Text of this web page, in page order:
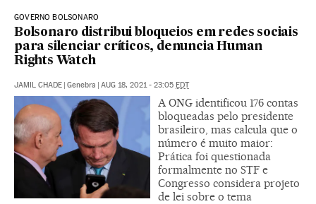
GOVERNO BOLSONARO
Bolsonaro distribui bloqueios em redes sociais
para silenciar críticos, denuncia Human
Rights Watch
JAMIL CHADE | Genebra | AUG 18, 2021 - 23:05 EDT
A ONG identificou 176 contas
bloqueadas pelo presidente
brasileiro, mas calcula que o
número é muito maior:
Prática foi questionada
formalmente no STF e
Congresso considera projeto
de lei sobre o tema